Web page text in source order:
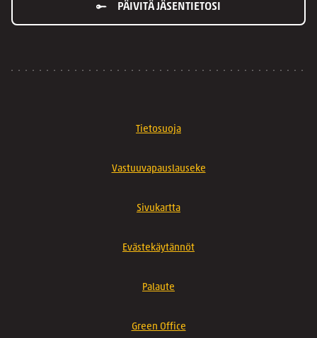
PÄIVITÄ JÄSENTIETOSI
Tietosuoja
Vastuuvapauslauseke
Sivukartta
Evästekäytännöt
Palaute
Green Office